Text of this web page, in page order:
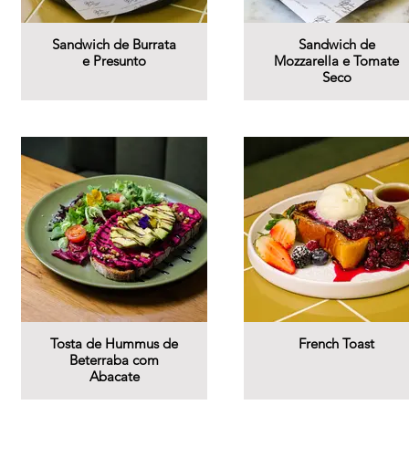
Sandwich de Burrata
e Presunto
Sandwich de
Mozzarella e Tomate
Seco
Tosta de Hummus de
Beterraba com
Abacate
French Toast